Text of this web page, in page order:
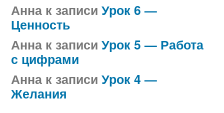
Анна к записи Урок 6 —
Ценность
Анна к записи Урок 5 — Работа
с цифрами
Анна к записи Урок 4 —
Желания